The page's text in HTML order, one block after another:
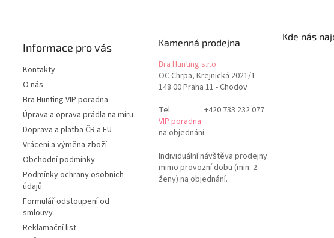
Informace pro vás
Kontakty
O nás
Bra Hunting VIP poradna
Úprava a oprava prádla na míru
Doprava a platba ČR a EU
Vrácení a výměna zboží
Obchodní podmínky
Podmínky ochrany osobních
údajů
Formulář odstoupení od
smlouvy
Reklamační list
Kamenná prodejna
Bra Hunting s.r.o.
OC Chrpa, Krejnická 2021/1
148 00 Praha 11 - Chodov
Tel:
+420 733 232 077
VIP poradna
na objednání
Individuální návštěva prodejny
mimo provozní dobu (min. 2
ženy) na objednání.
Kde nás